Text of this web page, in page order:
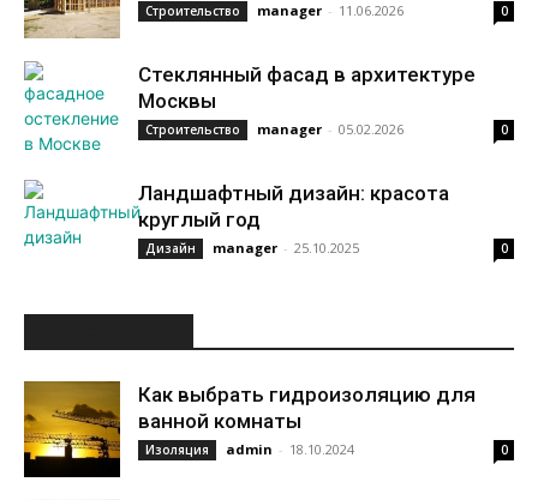
Строительство manager - 11.06.2026 0
Стеклянный фасад в архитектуре
Москвы
Строительство manager - 05.02.2026 0
Ландшафтный дизайн: красота
круглый год
Дизайн manager - 25.10.2025 0
Как выбрать гидроизоляцию для
ванной комнаты
Изоляция admin - 18.10.2024 0